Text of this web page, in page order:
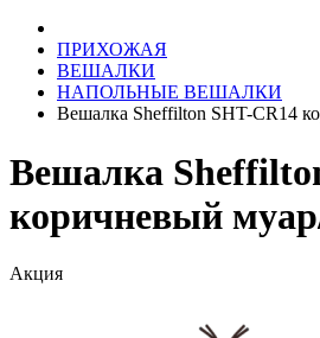
ПРИХОЖАЯ
ВЕШАЛКИ
НАПОЛЬНЫЕ ВЕШАЛКИ
Вешалка Sheffilton SHT-CR14
Вешалка
коричневый
Акция